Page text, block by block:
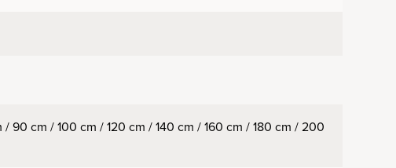
90 cm / 100 cm / 120 cm / 140 cm / 160 cm / 180 cm / 200